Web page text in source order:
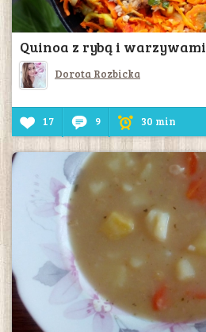
Quinoa z rybą i warzywami
Dorota Rozbicka
17 9 30 min